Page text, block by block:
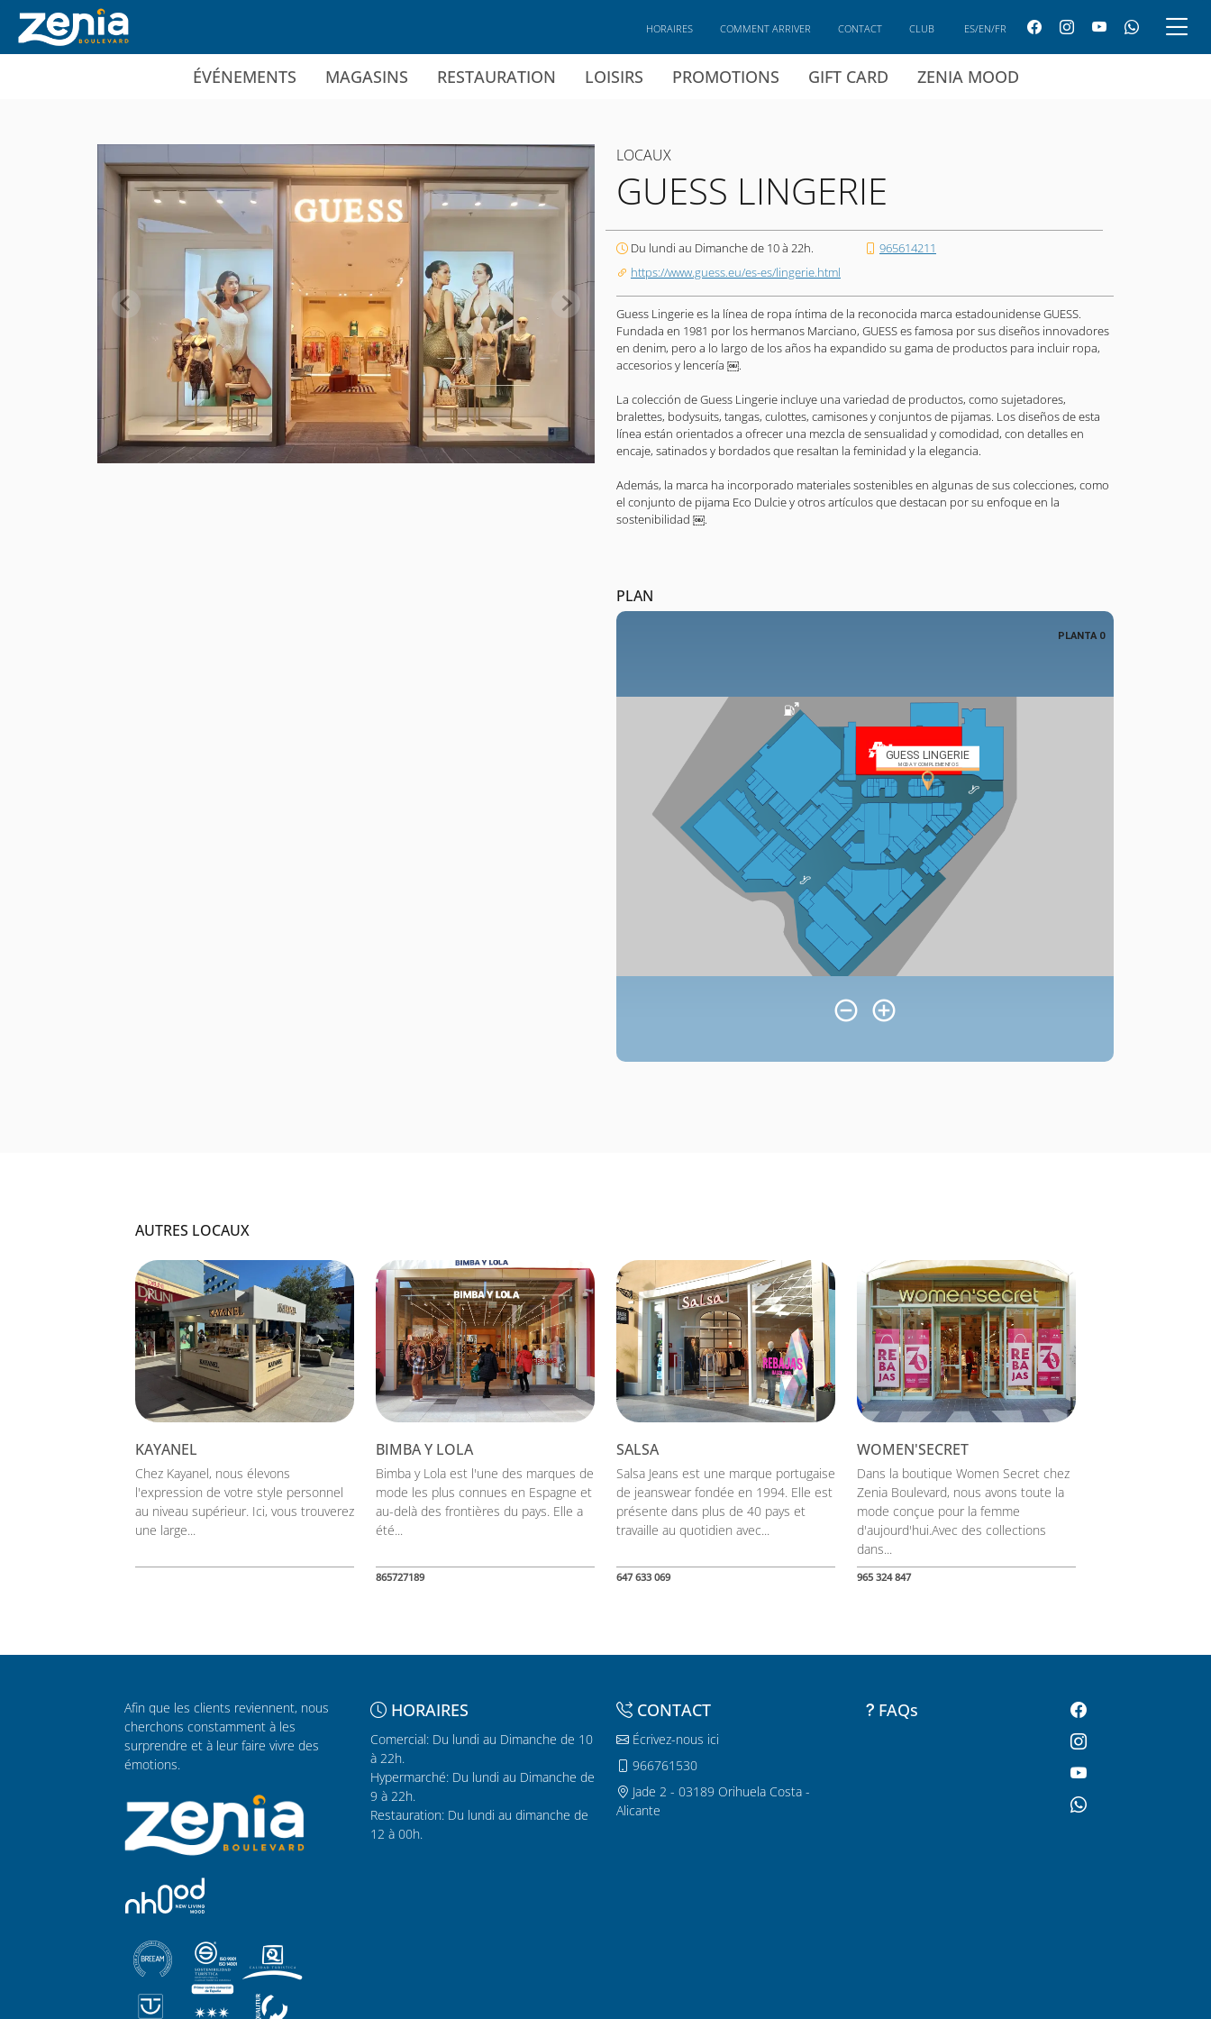
Ir al contenido principal
ÉVÉNEMENTS MAGASINS RESTAURATION LOISIRS PROMOTIONS GIFT CARD ZENIA MOOD
HORAIRES COMMENT ARRIVER CONTACT CLUB ES/EN/FR
LOCAUX
GUESS LINGERIE
Du lundi au Dimanche de 10 à 22h.
965614211
https://www.guess.eu/es-es/lingerie.html
Guess Lingerie es la línea de ropa íntima de la reconocida marca estadounidense GUESS.
Fundada en 1981 por los hermanos Marciano, GUESS es famosa por sus diseños innovadores
en denim, pero a lo largo de los años ha expandido su gama de productos para incluir ropa,
accesorios y lencería ￼.
La colección de Guess Lingerie incluye una variedad de productos, como sujetadores,
bralettes, bodysuits, tangas, culottes, camisones y conjuntos de pijamas. Los diseños de esta
línea están orientados a ofrecer una mezcla de sensualidad y comodidad, con detalles en
encaje, satinados y bordados que resaltan la feminidad y la elegancia.
Además, la marca ha incorporado materiales sostenibles en algunas de sus colecciones, como
el conjunto de pijama Eco Dulcie y otros artículos que destacan por su enfoque en la
sostenibilidad ￼.
PLAN
AUTRES LOCAUX
KAYANEL
Chez Kayanel, nous élevons
l'expression de votre style personnel
au niveau supérieur. Ici, vous trouverez
une large...
BIMBA Y LOLA
Bimba y Lola est l'une des marques de
mode les plus connues en Espagne et
au-delà des frontières du pays. Elle a
été...
865727189
SALSA
Salsa Jeans est une marque portugaise
de jeanswear fondée en 1994. Elle est
présente dans plus de 40 pays et
travaille au quotidien avec...
647 633 069
WOMEN'SECRET
Dans la boutique Women Secret chez
Zenia Boulevard, nous avons toute la
mode conçue pour la femme
d'aujourd'hui.Avec des collections
dans...
965 324 847
Afin que les clients reviennent, nous
cherchons constamment à les
surprendre et à leur faire vivre des
émotions.
HORAIRES
Comercial: Du lundi au Dimanche de 10
à 22h.
Hypermarché: Du lundi au Dimanche de
9 à 22h.
Restauration: Du lundi au dimanche de
12 à 00h.
CONTACT
Écrivez-nous ici
966761530
Jade 2 - 03189 Orihuela Costa -
Alicante
FAQs